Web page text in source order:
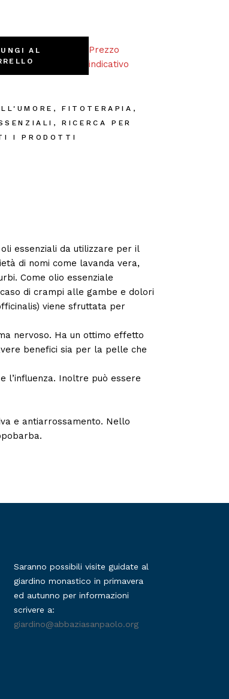
10ml quantity
AL
Prezzo
indicativo
,FITOTERAPIA ,
,RICERCA PER
I PRODOTTI
essenziali da utilizzare per il
di nomi come lavanda vera,
Come olio essenziale
di crampi alle gambe e dolori
viene sfruttata per
nervoso. Ha un ottimo effetto
benefici sia per la pelle che
l’influenza. Inoltre può essere
e antiarrossamento. Nello
Saranno possibili visite guidate al
giardino monastico in primavera
ed autunno per informazioni
scrivere a:
giardino@abbaziasanpaolo.org